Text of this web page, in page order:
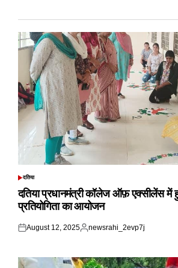
POSTED
दतिया
दतिया प्रधानमंत्री कॉलेज ऑफ़ एक्सीलेंस में
प्रतियोगिता का आयोजन
Posted
August 12, 2025
Posted
newsrahi_2evp7j